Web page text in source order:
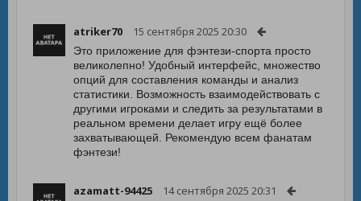
atriker70 15 сентября 2025 20:30
Это приложение для фэнтези-спорта просто
великолепно! Удобный интерфейс, множество
опций для составления команды и анализ
статистики. Возможность взаимодействовать с
другими игроками и следить за результатами в
реальном времени делает игру ещё более
захватывающей. Рекомендую всем фанатам
фэнтези!
azamatt-94425 14 сентября 2025 20:31